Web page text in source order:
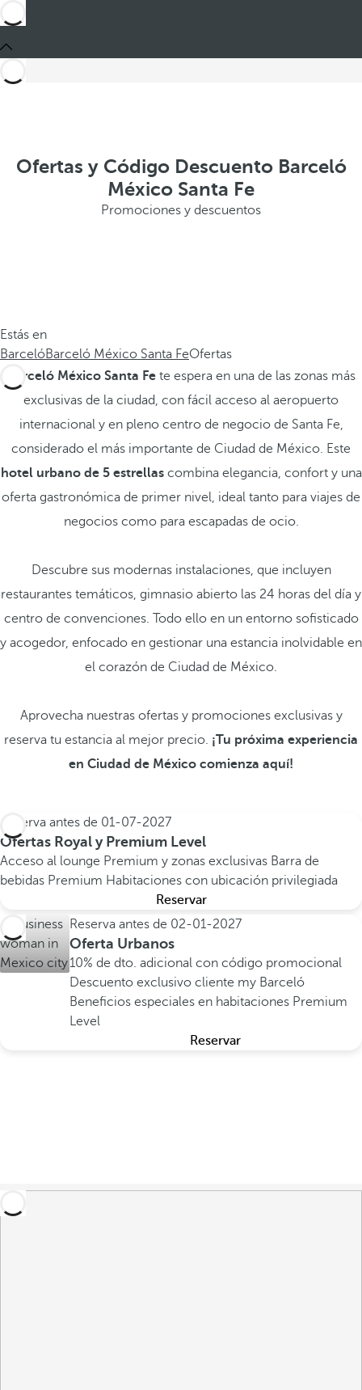
Ofertas y Código Descuento Barceló
México Santa Fe
Promociones y descuentos
Estás en
BarcelóBarceló México Santa FeOfertas
Barceló México Santa Fete espera en una de las zonas más
exclusivas de la ciudad, con fácil acceso al aeropuerto
internacional y en pleno centro de negocio de Santa Fe,
considerado el más importante de Ciudad de México. Este
hotel urbano de 5 estrellascombina elegancia, confort y una
oferta gastronómica de primer nivel, ideal tanto para viajes de
negocios como para escapadas de ocio.
Descubre sus modernas instalaciones, que incluyen
restaurantes temáticos, gimnasio abierto las 24 horas del día y
centro de convenciones. Todo ello en un entorno sofisticado
y acogedor, enfocado en gestionar una estancia inolvidable en
el corazón de Ciudad de México.
Aprovecha nuestras ofertas y promociones exclusivas y
reserva tu estancia al mejor precio. ¡Tu próxima experiencia
en Ciudad de México comienza aquí!
Reserva antes de 01-07-2027
Ofertas Royal y Premium Level
Acceso al lounge Premium y zonas exclusivas Barra de
bebidas Premium Habitaciones con ubicación privilegiada
Reservar
Reserva antes de 02-01-2027
Oferta Urbanos
10% de dto. adicional con código promocional
Descuento exclusivo cliente my Barceló
Beneficios especiales en habitaciones Premium
Level
Reservar